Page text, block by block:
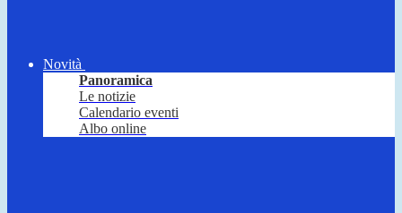
Novità
Panoramica
Le notizie
Calendario eventi
Albo online